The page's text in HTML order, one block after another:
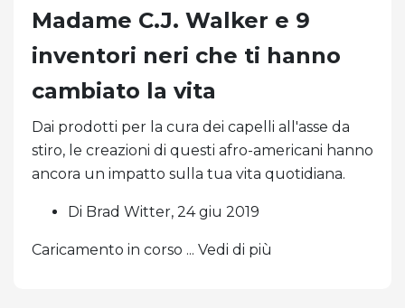
Madame C.J. Walker e 9
inventori neri che ti hanno
cambiato la vita
Dai prodotti per la cura dei capelli all'asse da
stiro, le creazioni di questi afro-americani hanno
ancora un impatto sulla tua vita quotidiana.
Di Brad Witter, 24 giu 2019
Caricamento in corso ... Vedi di più